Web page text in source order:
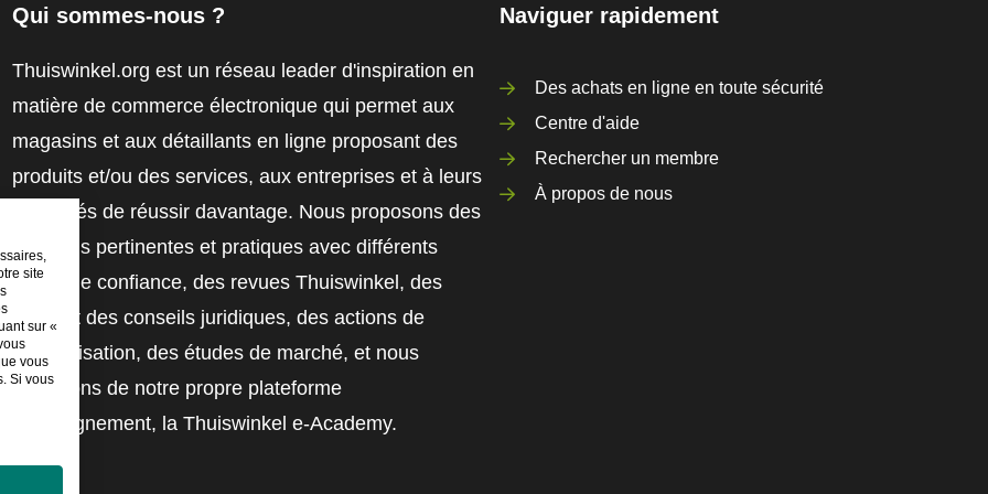
Qui sommes-nous ?
Thuiswinkel.org est un réseau leader d'inspiration en
matière de commerce électronique qui permet aux
magasins et aux détaillants en ligne proposant des
produits et/ou des services, aux entreprises et à leurs
employés de réussir davantage. Nous proposons des
solutions pertinentes et pratiques avec différents
labels de confiance, des revues Thuiswinkel, des
outils et des conseils juridiques, des actions de
sensibilisation, des études de marché, et nous
disposons de notre propre plateforme
d'enseignement, la Thuiswinkel e-Academy.
Naviguer rapidement
Des achats en ligne en toute sécurité
Centre d'aide
Rechercher un membre
À propos de nous
site
sur «
vous
Si vous